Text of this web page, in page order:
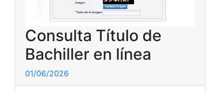
Consulta Título de
Bachiller en línea
01/06/2026